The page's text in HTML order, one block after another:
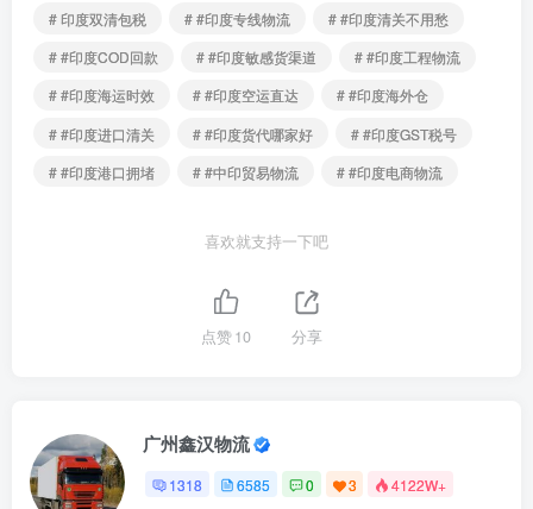
# 印度双清包税
# #印度专线物流
# #印度清关不用愁
# #印度COD回款
# #印度敏感货渠道
# #印度工程物流
# #印度海运时效
# #印度空运直达
# #印度海外仓
# #印度进口清关
# #印度货代哪家好
# #印度GST税号
# #印度港口拥堵
# #中印贸易物流 # #印度电商物流
喜欢就支持一下吧
点赞10 分享
广州鑫汉物流
1318 6585 0 3 4122W+